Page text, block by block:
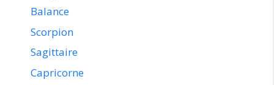
Balance
Scorpion
Sagittaire
Capricorne